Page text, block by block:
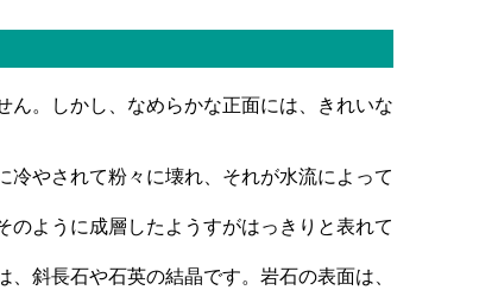
。しかし、なめらかな正面には、きれいな
やされて粉々に壊れ、それが水流によって
ように成層したようすがはっきりと表れて
斜長石や石英の結晶です。岩石の表面は、